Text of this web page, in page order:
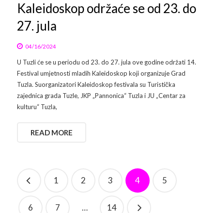
Kaleidoskop održaće se od 23. do
27. jula
04/16/2024
U Tuzli će se u periodu od 23. do 27. jula ove godine održati 14.
Festival umjetnosti mladih Kaleidoskop koji organizuje Grad
Tuzla. Suorganizatori Kaleidoskop festivala su Turistička
zajednica grada Tuzle, JKP „Pannonica“ Tuzla i JU „Centar za
kulturu“ Tuzla,
READ MORE
1 2 3 4 5
6 7 … 14